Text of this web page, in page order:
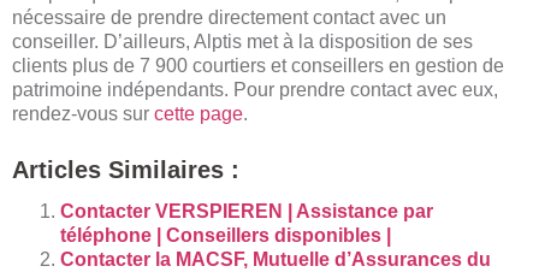
nécessaire de prendre directement contact avec un
conseiller. D’ailleurs, Alptis met à la disposition de ses
clients plus de 7 900 courtiers et conseillers en gestion de
patrimoine indépendants. Pour prendre contact avec eux,
rendez-vous sur cette page.
Articles Similaires :
Contacter VERSPIEREN | Assistance par
téléphone | Conseillers disponibles |
Contacter la MACSF, Mutuelle d’Assurances du